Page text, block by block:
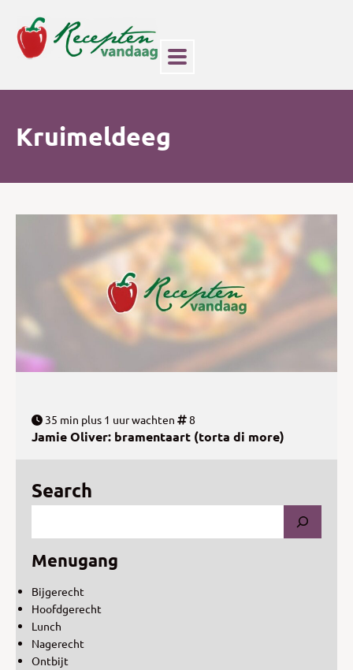
Kruimeldeeg
35 min plus 1 uur wachten 8
Jamie Oliver: bramentaart (torta di more)
Search
Menugang
Bijgerecht
Hoofdgerecht
Lunch
Nagerecht
Ontbijt